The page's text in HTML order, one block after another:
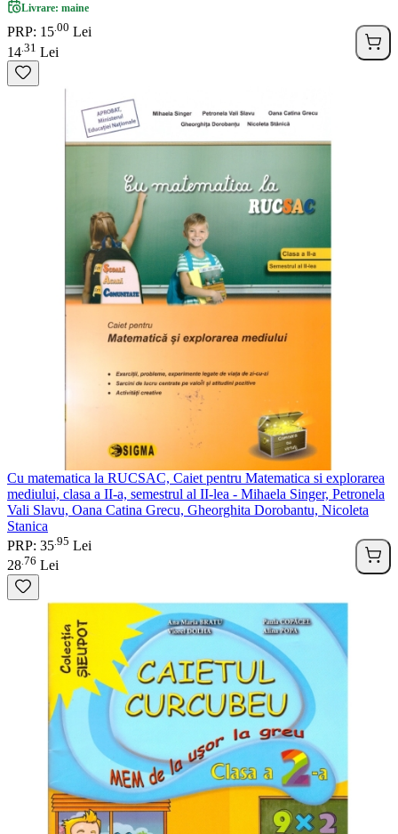
Livrare: maine
PRP: 15 00 Lei
14 31 Lei
Cu matematica la RUCSAC, Caiet pentru Matematica si explorarea
mediului, clasa a II-a, semestrul al II-lea - Mihaela Singer, Petronela
Vali Slavu, Oana Catina Grecu, Gheorghita Dorobantu, Nicoleta
Stanica
PRP: 35 95 Lei
28 76 Lei